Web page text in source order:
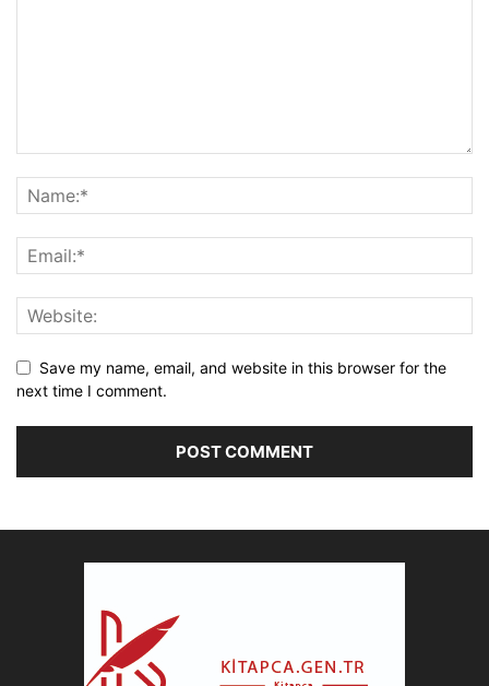
Save my name, email, and website in this browser for the
next time I comment.